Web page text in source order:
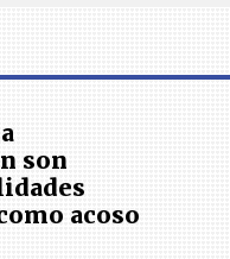
son
acoso